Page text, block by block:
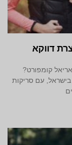
דווקא
קומפורט?
עם סריקות